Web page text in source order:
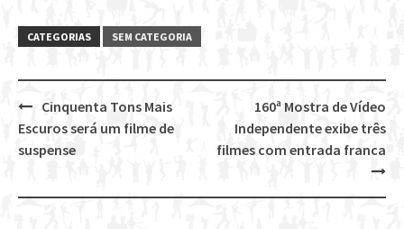
CATEGORIAS SEM CATEGORIA
Post
navigation
160ª Mostra de Vídeo
Independente exibe três
filmes com entrada franca
Cinquenta Tons Mais
Escuros será um filme de
suspense